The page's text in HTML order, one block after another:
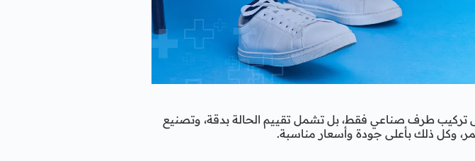
تركيب طرف صناعي فقط، بل تشمل تقييم الحالة بدقة، وتصنيع
وكل ذلك بأعلى جودة وأسعار مناسبة.